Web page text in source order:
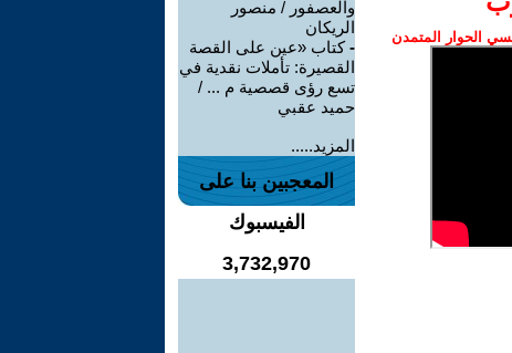
الحوار المتمدن
والعصفور / منصور
الريكان
-كتاب «عين على القصة
القصيرة: تأملات نقدية في
تسع رؤى قصصية م ... /
حميد عقبي
المزيد.....
المعجبين بنا على
الفيسبوك
3,732,970